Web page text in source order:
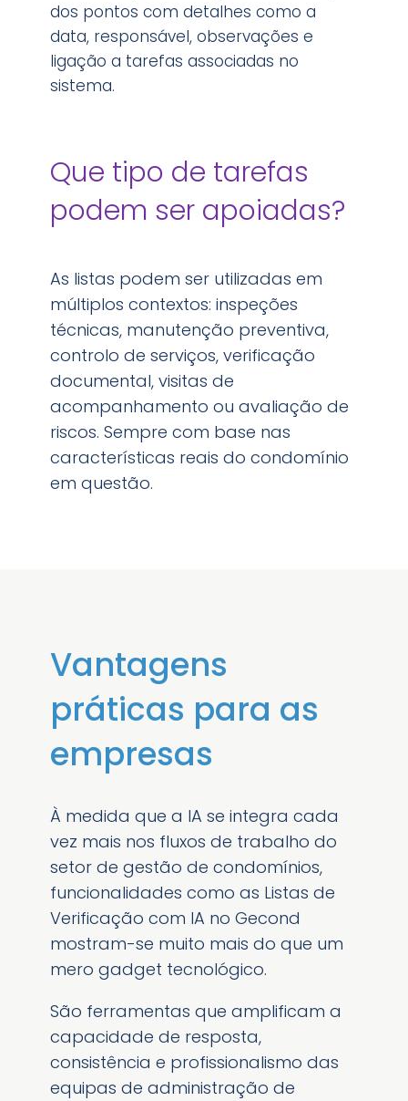
dos pontos com detalhes como a
data, responsável, observações e
ligação a tarefas associadas no
sistema.
Que tipo de tarefas
podem ser apoiadas?
As listas podem ser utilizadas em
múltiplos contextos: inspeções
técnicas, manutenção preventiva,
controlo de serviços, verificação
documental, visitas de
acompanhamento ou avaliação de
riscos. Sempre com base nas
características reais do condomínio
em questão.
Vantagens
práticas para as
empresas
À medida que a IA se integra cada
vez mais nos fluxos de trabalho do
setor de gestão de condomínios,
funcionalidades como as Listas de
Verificação com IA no Gecond
mostram-se muito mais do que um
mero gadget tecnológico.
São ferramentas que amplificam a
capacidade de resposta,
consistência e profissionalismo das
equipas de administração de